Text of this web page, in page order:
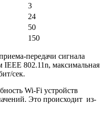
3
24
50
150
передачи сигнала
IEEE 802.11n, максимальная
cек.
Wi-Fi устройств
Это происходит из-